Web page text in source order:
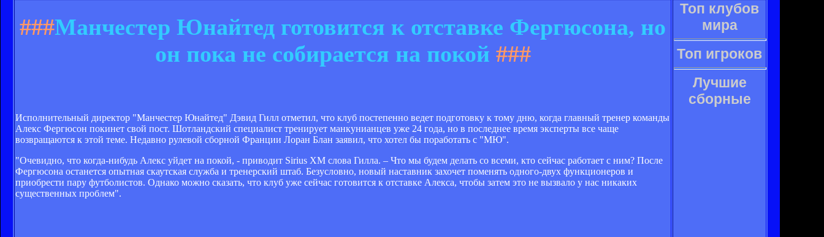
###Манчестер Юнайтед готовится к отставке Фергюсона, но
он пока не собирается на покой ###
Исполнительный директор "Манчестер Юнайтед" Дэвид Гилл отметил, что клуб постепенно ведет подготовку к тому дню, когда главный тренер команды
Алекс Фергюсон покинет свой пост. Шотландский специалист тренирует манкунианцев уже 24 года, но в последнее время эксперты все чаще
возвращаются к этой теме. Недавно рулевой сборной Франции Лоран Блан заявил, что хотел бы поработать с "МЮ".
"Очевидно, что когда-нибудь Алекс уйдет на покой, - приводит Sirius XM слова Гилла. – Что мы будем делать со всеми, кто сейчас работает с ним? После
Фергюсона останется опытная скаутская служба и тренерский штаб. Безусловно, новый наставник захочет поменять одного-двух функционеров и
приобрести пару футболистов. Однако можно сказать, что клуб уже сейчас готовится к отставке Алекса, чтобы затем это не вызвало у нас никаких
существенных проблем".
Топ клубов
мира
Топ игроков
Лучшие
сборные